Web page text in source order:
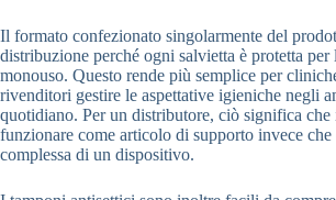
Il formato confezionato singolarmente del
distribuzione perché ogni salvietta è protetta
monouso. Questo rende più semplice per
rivenditori gestire le aspettative igieniche negli
quotidiano. Per un distributore, ciò significa
funzionare come articolo di supporto invece che
complessa di un dispositivo.